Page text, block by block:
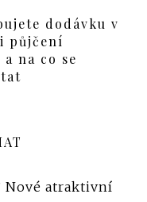
dodávku v
půjčení
na co se
Nové atraktivní